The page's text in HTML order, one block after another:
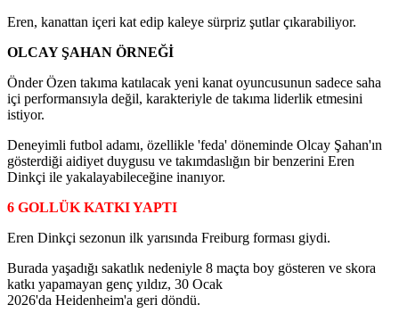
Eren, kanattan içeri kat edip kaleye sürpriz şutlar çıkarabiliyor.
OLCAY ŞAHAN ÖRNEĞİ
Önder Özen takıma katılacak yeni kanat oyuncusunun sadece saha
içi performansıyla değil, karakteriyle de takıma liderlik etmesini
istiyor.
Deneyimli futbol adamı, özellikle 'feda' döneminde Olcay Şahan'ın
gösterdiği aidiyet duygusu ve takımdaslığın bir benzerini Eren
Dinkçi ile yakalayabileceğine inanıyor.
6 GOLLÜK KATKI YAPTI
Eren Dinkçi sezonun ilk yarısında Freiburg forması giydi.
Burada yaşadığı sakatlık nedeniyle 8 maçta boy gösteren ve skora
katkı yapamayan genç yıldız, 30 Ocak
2026'da Heidenheim'a geri döndü.